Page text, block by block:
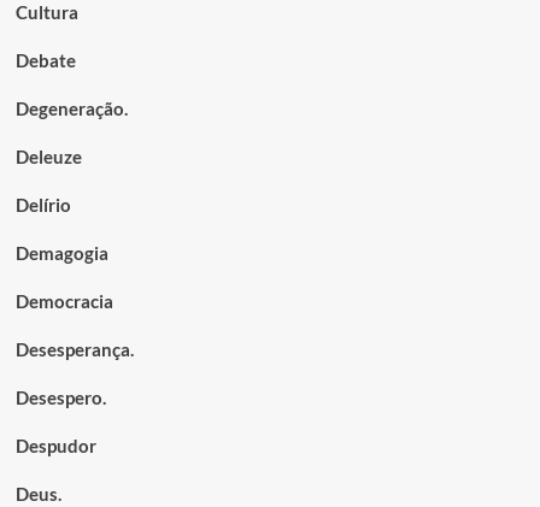
Cultura
Debate
Degeneração.
Deleuze
Delírio
Demagogia
Democracia
Desesperança.
Desespero.
Despudor
Deus.